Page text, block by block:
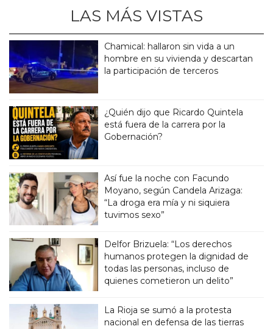
LAS MÁS VISTAS
Chamical: hallaron sin vida a un
hombre en su vivienda y descartan
la participación de terceros
¿Quién dijo que Ricardo Quintela
está fuera de la carrera por la
Gobernación?
Así fue la noche con Facundo
Moyano, según Candela Arizaga:
“La droga era mía y ni siquiera
tuvimos sexo”
Delfor Brizuela: “Los derechos
humanos protegen la dignidad de
todas las personas, incluso de
quienes cometieron un delito”
La Rioja se sumó a la protesta
nacional en defensa de las tierras